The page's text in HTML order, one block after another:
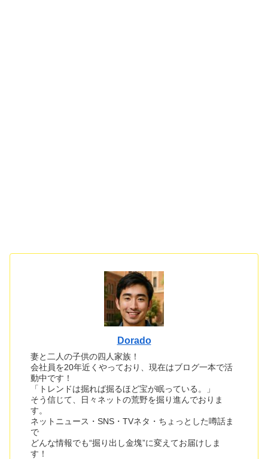
Dorado
妻と二人の子供の四人家族！
会社員を20年近くやっており、現在はブログ一本で活
動中です！
「トレンドは掘れば掘るほど宝が眠っている。」
そう信じて、日々ネットの荒野を掘り進んでおりま
す。
ネットニュース・SNS・TVネタ・ちょっとした噂話ま
で
どんな情報でも“掘り出し金塊”に変えてお届けしま
す！